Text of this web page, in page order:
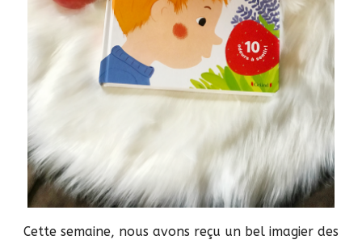
Cette semaine, nous avons reçu un bel imagier des